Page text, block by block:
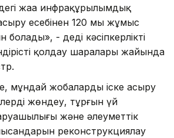
жаңа инфрақұрылымдық
есебінен 120 мың жұмыс
- деді кәсіпкерлікті
қолдау шаралары жайында
мұндай жобаларды іске асыру
жөндеу, тұрғын үй
және әлеуметтік
реконструкциялау